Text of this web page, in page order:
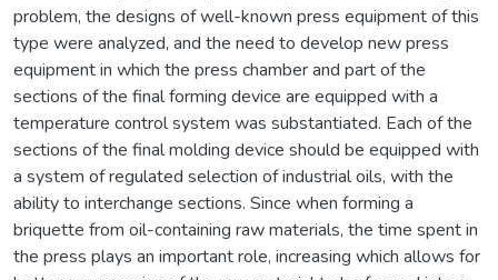
problem, the designs of well-known press equipment of this
type were analyzed, and the need to develop new press
equipment in which the press chamber and part of the
sections of the final forming device are equipped with a
temperature control system was substantiated. Each of the
sections of the final molding device should be equipped with
a system of regulated selection of industrial oils, with the
ability to interchange sections. Since when forming a
briquette from oil-containing raw materials, the time spent in
the press plays an important role, increasing which allows for